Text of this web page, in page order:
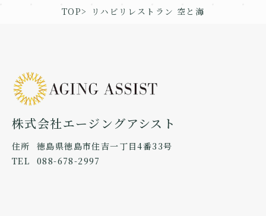
TOP リハビリレストラン 空と海
株式会社エージングアシスト
住所
徳島県徳島市住吉一丁目4番33号
TEL
088-678-2997